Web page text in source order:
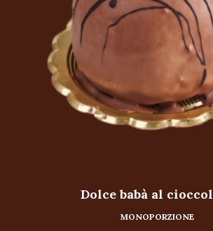
Dolce babà al
MONOPORZIONE